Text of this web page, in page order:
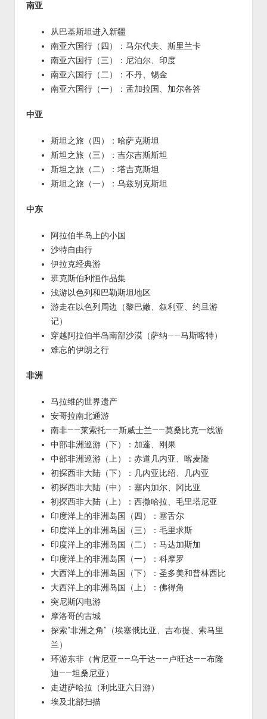
南亚
从巴基斯坦进入新疆
南亚六国行（四）：马尔代夫、斯里兰卡
南亚六国行（三）：尼泊尔、印度
南亚六国行（二）：不丹、锡金
南亚六国行（一）：孟加拉国、加尔各答
中亚
斯坦之旅（四）：哈萨克斯坦
斯坦之旅（三）：吉尔吉斯斯坦
斯坦之旅（二）：塔吉克斯坦
斯坦之旅（一）：乌兹别克斯坦
中东
阿拉伯半岛上的小国
沙特自由行
伊拉克经典游
班克斯伯利恒作品集
浅游以色列和巴勒斯坦地区
游走在以色列周边（黎巴嫩、叙利亚、约旦游
记）
穿越阿拉伯半岛南部沙漠（萨纳——马斯喀特）
难忘的伊朗之行
非洲
马拉维的世界遗产
安哥拉南北通游
南非——莱索托——斯威士兰——莫桑比克一线游
中部非洲巡游（下）：加蓬、刚果
中部非洲巡游（上）：赤道几内亚、喀麦隆
初探西非大陆（下）：几内亚比绍、几内亚
初探西非大陆（中）：塞内加尔、冈比亚
初探西非大陆（上）：西撒哈拉、毛里塔尼亚
印度洋上的非洲岛国（四）：塞舌尔
印度洋上的非洲岛国（三）：毛里求斯
印度洋上的非洲岛国（二）：马达加斯加
印度洋上的非洲岛国（一）：科摩罗
大西洋上的非洲岛国（下）：圣多美和普林西比
大西洋上的非洲岛国（上）：佛得角
突尼斯闪电游
摩洛哥的古城
探索“非洲之角”（埃塞俄比亚、吉布提、索马里
兰）
环游东非（肯尼亚——乌干达——卢旺达——布隆
迪——坦桑尼亚）
走进萨哈拉（利比亚六日游）
埃及北部扫描